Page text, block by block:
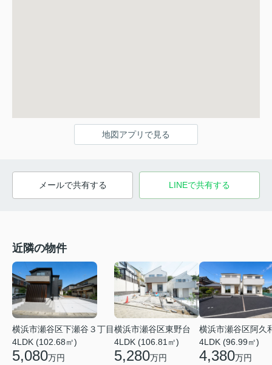
地図アプリで見る
メールで共有する LINEで共有する
近隣の物件
横浜市瀬谷区下瀬谷３丁目
4LDK (102.68㎡)
5,080万円
横浜市瀬谷区東野台
4LDK (106.81㎡)
5,280万円
横浜市瀬谷区阿久
4LDK (96.99㎡)
4,380万円